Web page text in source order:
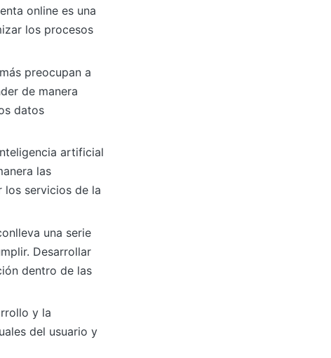
online es una
los procesos
preocupan a
de manera
datos
artificial
las
los servicios de la
una serie
Desarrollar
dentro de las
y la
del usuario y